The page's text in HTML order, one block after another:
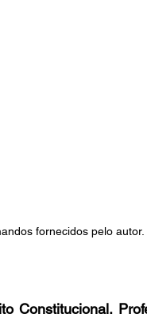
fornecidos pelo autor.
Constitucional.